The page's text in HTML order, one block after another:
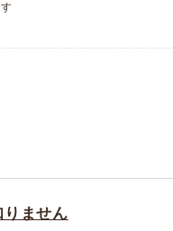
りません